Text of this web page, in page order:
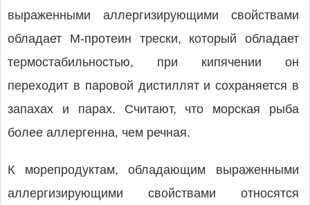
выраженными аллергизирующими свойствами
обладает М-протеин трески, который обладает
термостабильностью, при кипячении он
переходит в паровой дистиллят и сохраняется в
запахах и парах. Считают, что морская рыба
более аллергенна, чем речная.
К морепродуктам, обладающим выраженными
аллергизирующими свойствами относятся